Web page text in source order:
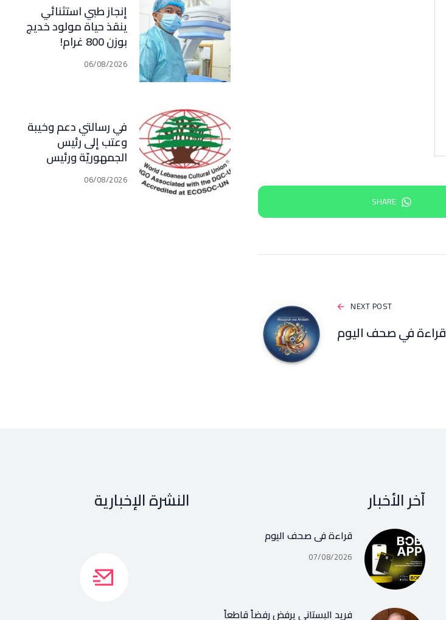
SHARE
NEXT POST
قراءة في صحف اليوم
إنجاز طبي استثنائي
ينقذ حياة مولود خديج
بوزن 800 غرام!
06/08/2026
في رسالتي دعم وخيبة
وعتب إلى رئيس
الجمهوريّة ورئيس
مجلس الوزراء .. رئيس
الجامعة اللبنانية
06/08/2026
آخر الأخبار
قراءة في صحف اليوم
07/08/2026
فريد البستاني يرفض رفضاً قاطعاً
النشرة الإخبارية